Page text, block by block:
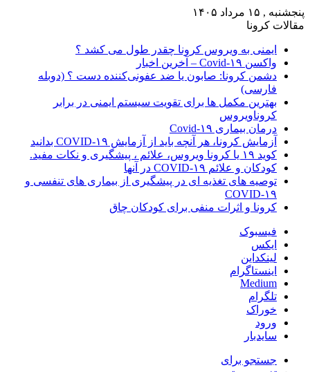
پنجشنبه , ۱۵ مرداد ۱۴۰۵
مقالات کرونا
ایمنی به ویروس کرونا چقدر طول می کشد ؟
واکسن Covid-۱۹ – آخرین اخبار
دشمن کرونا: صابون یا ضد عفونی‌کننده دست ؟ (دوبله
فارسی)
بهترین مکمل ها برای تقویت سیستم ایمنی در برابر
کروناویروس
درمان بیماری Covid-۱۹
آزمایش کرونا، هر آنچه باید از آزمایش COVID-۱۹ بدانید
کوید ۱۹ یا کرونا ویروس، علائم ، پیشگیری و نکات مفید.
کودکان و علائم COVID-۱۹ در آنها
توصیه های تغذیه ای در پیشگیری از بیماری های تنفسی و
COVID-۱۹
کرونا و اثرات منفی برای کودکان چاق
فیسبوک
ایکس
لینکداین
اینستاگرام
Medium
تلگرام
خوراک
ورود
سایدبار
جستجو برای